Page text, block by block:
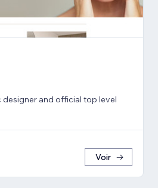
designer and official top level
Voir